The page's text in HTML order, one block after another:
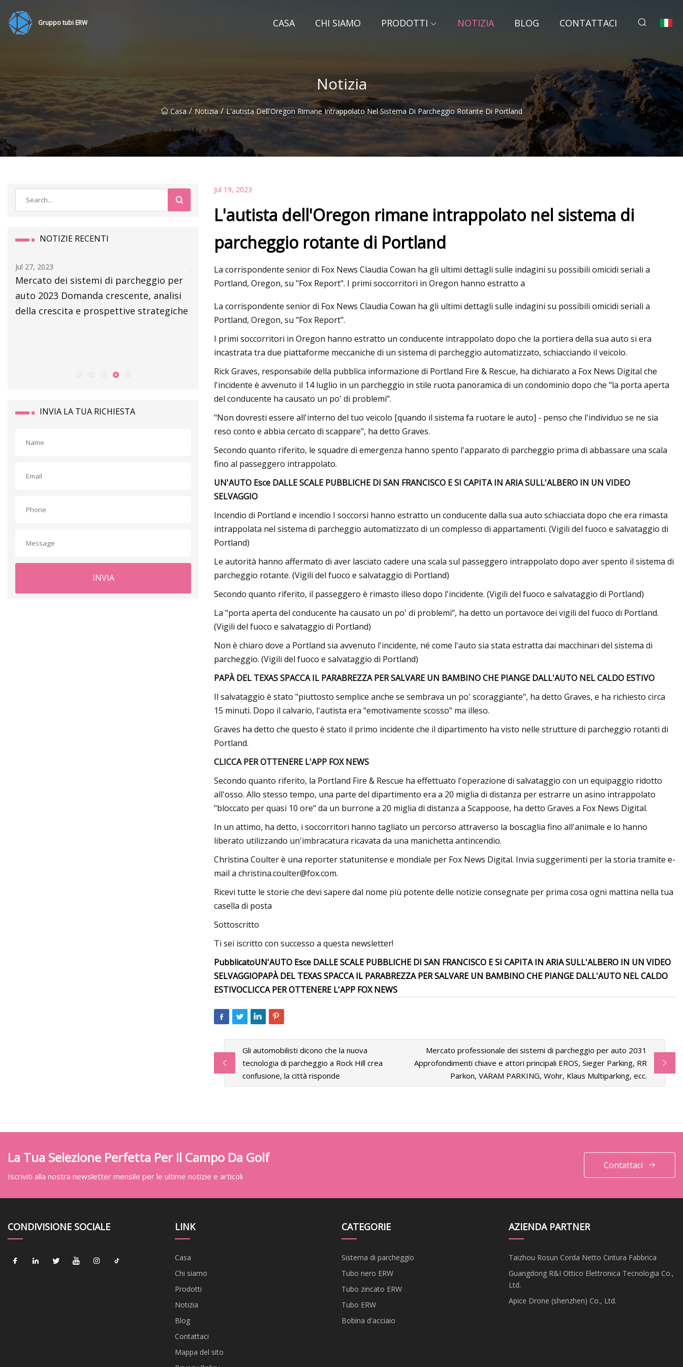
Gruppo tubi ERW CASA CHI SIAMO PRODOTTI NOTIZIA BLOG CONTATTACI
Notizia
Casa / Notizia / L'autista Dell'Oregon Rimane Intrappolato Nel Sistema Di Parcheggio Rotante Di Portland
NOTIZIE RECENTI
Jul 27, 2023
Mercato dei sistemi di parcheggio per
auto 2023 Domanda crescente, analisi
della crescita e prospettive strategiche
Jul 21, 2023
Mercato professionale dei sistemi di
Approfondimenti chiave e attori
principali EROS, Sieger Parking, RR
Parkon, VARAM PARKING, Wohr, Klaus
Multiparking, ecc.
Jul 07, 2023
AG Universal IPO GMP, data, prezzo,
INVIA LA TUA RICHIESTA
INVIA
Jul 19, 2023
L'autista dell'Oregon rimane intrappolato nel sistema di
parcheggio rotante di Portland
La corrispondente senior di Fox News Claudia Cowan ha gli ultimi dettagli sulle indagini su possibili omicidi seriali a
Portland, Oregon, su "Fox Report". I primi soccorritori in Oregon hanno estratto a
La corrispondente senior di Fox News Claudia Cowan ha gli ultimi dettagli sulle indagini su possibili omicidi seriali a
Portland, Oregon, su "Fox Report".
I primi soccorritori in Oregon hanno estratto un conducente intrappolato dopo che la portiera della sua auto si era
incastrata tra due piattaforme meccaniche di un sistema di parcheggio automatizzato, schiacciando il veicolo.
Rick Graves, responsabile della pubblica informazione di Portland Fire & Rescue, ha dichiarato a Fox News Digital che
l'incidente è avvenuto il 14 luglio in un parcheggio in stile ruota panoramica di un condominio dopo che "la porta aperta
del conducente ha causato un po' di problemi".
"Non dovresti essere all'interno del tuo veicolo [quando il sistema fa ruotare le auto] - penso che l'individuo se ne sia
reso conto e abbia cercato di scappare", ha detto Graves.
Secondo quanto riferito, le squadre di emergenza hanno spento l'apparato di parcheggio prima di abbassare una scala
fino al passeggero intrappolato.
UN'AUTO Esce DALLE SCALE PUBBLICHE DI SAN FRANCISCO E SI CAPITA IN ARIA SULL'ALBERO IN UN VIDEO
SELVAGGIO
Incendio di Portland e incendio I soccorsi hanno estratto un conducente dalla sua auto schiacciata dopo che era rimasta
intrappolata nel sistema di parcheggio automatizzato di un complesso di appartamenti. (Vigili del fuoco e salvataggio di
Portland)
Le autorità hanno affermato di aver lasciato cadere una scala sul passeggero intrappolato dopo aver spento il sistema di
parcheggio rotante. (Vigili del fuoco e salvataggio di Portland)
Secondo quanto riferito, il passeggero è rimasto illeso dopo l'incidente. (Vigili del fuoco e salvataggio di Portland)
La "porta aperta del conducente ha causato un po' di problemi", ha detto un portavoce dei vigili del fuoco di Portland.
(Vigili del fuoco e salvataggio di Portland)
Non è chiaro dove a Portland sia avvenuto l'incidente, né come l'auto sia stata estratta dai macchinari del sistema di
parcheggio. (Vigili del fuoco e salvataggio di Portland)
PAPÀ DEL TEXAS SPACCA IL PARABREZZA PER SALVARE UN BAMBINO CHE PIANGE DALL'AUTO NEL CALDO ESTIVO
Il salvataggio è stato "piuttosto semplice anche se sembrava un po' scoraggiante", ha detto Graves, e ha richiesto circa
15 minuti. Dopo il calvario, l'autista era "emotivamente scosso" ma illeso.
Graves ha detto che questo è stato il primo incidente che il dipartimento ha visto nelle strutture di parcheggio rotanti di
Portland.
CLICCA PER OTTENERE L'APP FOX NEWS
Secondo quanto riferito, la Portland Fire & Rescue ha effettuato l'operazione di salvataggio con un equipaggio ridotto
all'osso. Allo stesso tempo, una parte del dipartimento era a 20 miglia di distanza per estrarre un asino intrappolato
"bloccato per quasi 10 ore" da un burrone a 20 miglia di distanza a Scappoose, ha detto Graves a Fox News Digital.
In un attimo, ha detto, i soccorritori hanno tagliato un percorso attraverso la boscaglia fino all'animale e lo hanno
liberato utilizzando un'imbracatura ricavata da una manichetta antincendio.
Christina Coulter è una reporter statunitense e mondiale per Fox News Digital. Invia suggerimenti per la storia tramite e-
mail a christina.coulter@fox.com.
Ricevi tutte le storie che devi sapere dal nome più potente delle notizie consegnate per prima cosa ogni mattina nella tua
casella di posta
Sottoscritto
Ti sei iscritto con successo a questa newsletter!
PubblicatoUN'AUTO Esce DALLE SCALE PUBBLICHE DI SAN FRANCISCO E SI CAPITA IN ARIA SULL'ALBERO IN UN VIDEO
SELVAGGIOPAPÀ DEL TEXAS SPACCA IL PARABREZZA PER SALVARE UN BAMBINO CHE PIANGE DALL'AUTO NEL CALDO
ESTIVOCLICCA PER OTTENERE L'APP FOX NEWS
Gli automobilisti dicono che la nuova
tecnologia di parcheggio a Rock Hill crea
confusione, la città risponde
Mercato professionale dei sistemi di parcheggio per auto 2031
Approfondimenti chiave e attori principali EROS, Sieger Parking, RR
Parkon, VARAM PARKING, Wohr, Klaus Multiparking, ecc.
La Tua Selezione Perfetta Per Il Campo Da Golf
Iscriviti alla nostra newsletter mensile per le ultime notizie e articoli
Contattaci
CONDIVISIONE SOCIALE LINK
Casa
Chi siamo
Prodotti
Notizia
Blog
Contattaci
Mappa del sito
CATEGORIE
Sistema di parcheggio
Tubo nero ERW
Tubo zincato ERW
Tubo ERW
Bobina d'acciaio
AZIENDA PARTNER
Taizhou Rosun Corda Netto Cintura Fabbrica
Guangdong R&I Ottico Elettronica Tecnologia Co.,
Ltd.
Apice Drone (shenzhen) Co., Ltd.